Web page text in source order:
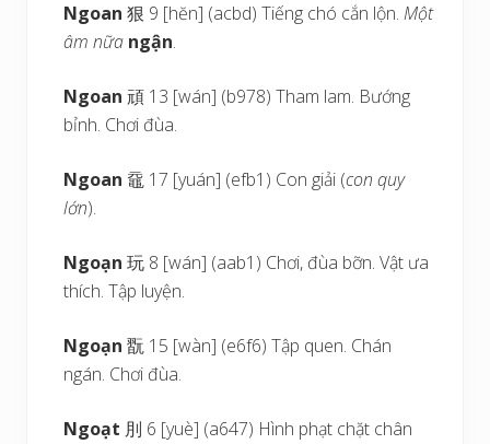
Ngoan狠 9 [hĕn] (acbd) Tiếng chó cắn lộn.Một
âm nữa ngận.
Ngoan頑 13 [wán] (b978) Tham lam. Bướng
bỉnh. Chơi đùa.
Ngoan 黿 17 [yuán] (efb1) Con giải (con quy
lớn).
Ngoạn玩 8 [wán] (aab1) Chơi, đùa bỡn. Vật ưa
thích. Tập luyện.
Ngoạn翫 15 [wàn] (e6f6) Tập quen. Chán
ngán. Chơi đùa.
Ngoạt 刖 6 [yuè] (a647) Hình phạt chặt chân